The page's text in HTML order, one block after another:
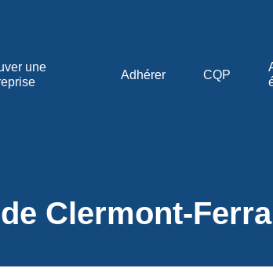
une
Adhérer CQP
Clermont-